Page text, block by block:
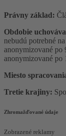
Právny základ:
Obdobie
nebudú potrebné
anonymizované po
anonymizované po
Miesto
Tretie krajiny:
Zhromažďované údaje
Zobrazené reklamy